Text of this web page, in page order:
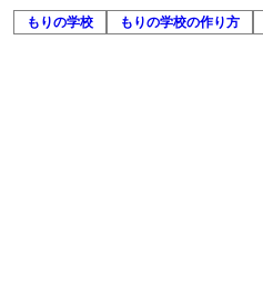
もりの学校 もりの学校の作り方